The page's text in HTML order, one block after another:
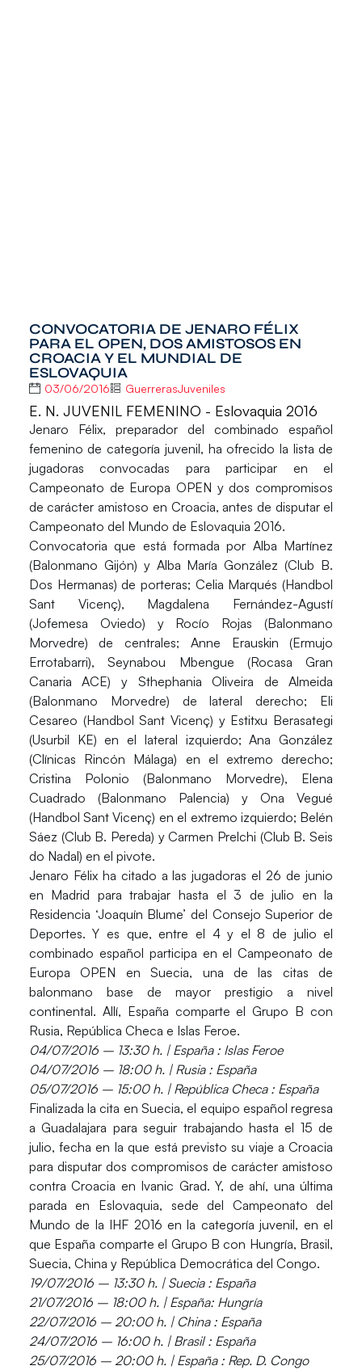
CONVOCATORIA DE JENARO FÉLIX
PARA EL OPEN, DOS AMISTOSOS EN
CROACIA Y EL MUNDIAL DE
ESLOVAQUIA
03/06/2016 GuerrerasJuveniles
E. N. JUVENIL FEMENINO - Eslovaquia 2016
Jenaro Félix, preparador del combinado español
femenino de categoría juvenil, ha ofrecido la lista de
jugadoras convocadas para participar en el
Campeonato de Europa OPEN y dos compromisos
de carácter amistoso en Croacia, antes de disputar el
Campeonato del Mundo de Eslovaquia 2016.
Convocatoria que está formada por Alba Martínez
(Balonmano Gijón) y Alba María González (Club B.
Dos Hermanas) de porteras; Celia Marqués (Handbol
Sant Vicenç), Magdalena Fernández-Agustí
(Jofemesa Oviedo) y Rocío Rojas (Balonmano
Morvedre) de centrales; Anne Erauskin (Ermujo
Errotabarri),Seynabou Mbengue (Rocasa Gran
Canaria ACE) y Sthephania Oliveira de Almeida
(Balonmano Morvedre) de lateral derecho; Eli
Cesareo (Handbol Sant Vicenç) y Estitxu Berasategi
(Usurbil KE) en el lateral izquierdo;Ana González
(Clínicas Rincón Málaga) en el extremo derecho;
Cristina Polonio (Balonmano Morvedre), Elena
Cuadrado (Balonmano Palencia) yOna Vegué
(Handbol Sant Vicenç) en el extremo izquierdo; Belén
Sáez (Club B. Pereda) yCarmen Prelchi (Club B. Seis
do Nadal) en el pivote.
Jenaro Félix ha citado a las jugadoras el 26 de junio
en Madrid para trabajar hasta el 3 de julio en la
Residencia ‘Joaquín Blume’ del Consejo Superior de
Deportes. Y es que, entre el 4 y el 8 de julio el
combinado español participa en el Campeonato de
Europa OPEN en Suecia, una de las citas de
balonmano base de mayor prestigio a nivel
continental. Allí, España comparte el Grupo B con
Rusia, República Checa e Islas Feroe.
04/07/2016 – 13:30 h. | España : Islas Feroe
04/07/2016 – 18:00 h. | Rusia : España
05/07/2016 – 15:00 h. | República Checa : España
Finalizada la cita en Suecia, el equipo español regresa
a Guadalajara para seguir trabajando hasta el 15 de
julio, fecha en la que está previsto su viaje a Croacia
para disputar dos compromisos de carácter amistoso
contra Croacia en Ivanic Grad. Y, de ahí, una última
parada en Eslovaquia, sede del Campeonato del
Mundo de la IHF 2016 en la categoría juvenil, en el
que España comparte el Grupo B con Hungría, Brasil,
Suecia, China y República Democrática del Congo.
19/07/2016 – 13:30 h. | Suecia : España
21/07/2016 – 18:00 h. | España: Hungría
22/07/2016 – 20:00 h. | China : España
24/07/2016 – 16:00 h. | Brasil : España
25/07/2016 – 20:00 h. | España : Rep. D. Congo